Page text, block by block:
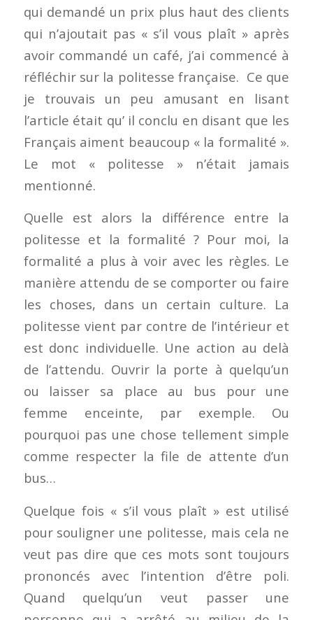
qui demandé un prix plus haut des clients
qui n’ajoutait pas « s’il vous plaît » après
avoir commandé un café, j’ai commencé à
réfléchir sur la politesse française. Ce que
je trouvais un peu amusant en lisant
l’article était qu’ il conclu en disant que les
Français aiment beaucoup « la formalité ».
Le mot « politesse » n’était jamais
mentionné.
Quelle est alors la différence entre la
politesse et la formalité ? Pour moi, la
formalité a plus à voir avec les règles. Le
manière attendu de se comporter ou faire
les choses, dans un certain culture. La
politesse vient par contre de l’intérieur et
est donc individuelle. Une action au delà
de l’attendu. Ouvrir la porte à quelqu’un
ou laisser sa place au bus pour une
femme enceinte, par exemple. Ou
pourquoi pas une chose tellement simple
comme respecter la file de attente d’un
bus…
Quelque fois « s’il vous plaît » est utilisé
pour souligner une politesse, mais cela ne
veut pas dire que ces mots sont toujours
prononcés avec l’intention d’être poli.
Quand quelqu’un veut passer une